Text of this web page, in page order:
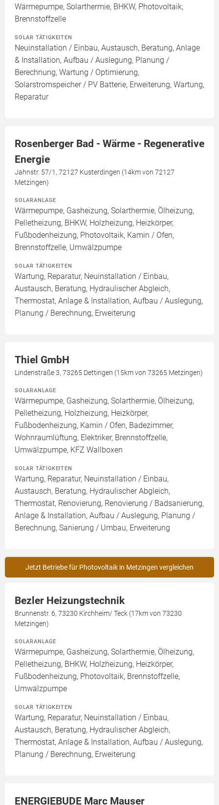
Wärmepumpe, Solarthermie, BHKW, Photovoltaik,
Brennstoffzelle
SOLAR TÄTIGKEITEN
Neuinstallation / Einbau, Austausch, Beratung, Anlage
& Installation, Aufbau / Auslegung, Planung /
Berechnung, Wartung / Optimierung,
Solarstromspeicher / PV Batterie, Erweiterung, Wartung,
Reparatur
Rosenberger Bad - Wärme - Regenerative
Energie
Jahnstr. 57/1, 72127 Kusterdingen (14km von 72127
Metzingen)
SOLARANLAGE
Wärmepumpe, Gasheizung, Solarthermie, Ölheizung,
Pelletheizung, BHKW, Holzheizung, Heizkörper,
Fußbodenheizung, Photovoltaik, Kamin / Ofen,
Brennstoffzelle, Umwälzpumpe
SOLAR TÄTIGKEITEN
Wartung, Reparatur, Neuinstallation / Einbau,
Austausch, Beratung, Hydraulischer Abgleich,
Thermostat, Anlage & Installation, Aufbau / Auslegung,
Planung / Berechnung, Erweiterung
Thiel GmbH
Lindenstraße 3, 73265 Dettingen (15km von 73265 Metzingen)
SOLARANLAGE
Wärmepumpe, Gasheizung, Solarthermie, Ölheizung,
Pelletheizung, Holzheizung, Heizkörper,
Fußbodenheizung, Kamin / Ofen, Badezimmer,
Wohnraumlüftung, Elektriker, Brennstoffzelle,
Umwälzpumpe, KFZ Wallboxen
SOLAR TÄTIGKEITEN
Wartung, Reparatur, Neuinstallation / Einbau,
Austausch, Beratung, Hydraulischer Abgleich,
Thermostat, Renovierung, Renovierung / Badsanierung,
Anlage & Installation, Aufbau / Auslegung, Planung /
Berechnung, Sanierung / Umbau, Erweiterung
Jetzt Betriebe für Photovoltaik in Metzingen vergleichen
Bezler Heizungstechnik
Brunnenstr. 6, 73230 Kirchheim/ Teck (17km von 73230
Metzingen)
SOLARANLAGE
Wärmepumpe, Gasheizung, Solarthermie, Ölheizung,
Pelletheizung, BHKW, Holzheizung, Heizkörper,
Fußbodenheizung, Photovoltaik, Brennstoffzelle,
Umwälzpumpe
SOLAR TÄTIGKEITEN
Wartung, Reparatur, Neuinstallation / Einbau,
Austausch, Beratung, Hydraulischer Abgleich,
Thermostat, Anlage & Installation, Aufbau / Auslegung,
Planung / Berechnung, Erweiterung
ENERGIEBUDE Marc Mauser